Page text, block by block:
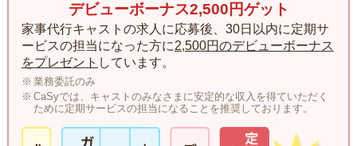
デビューボーナス2,500円ゲット
家事代行キャストの求人に応募後、30日以内に定期サ
ービスの担当になった方に2,500円のデビューボーナス
をプレゼント しています。
業務委託のみ
CaSyでは、キャストのみなさまに安定的な収入を得ていただく
ために定期サービスの担当になることを推奨しております。